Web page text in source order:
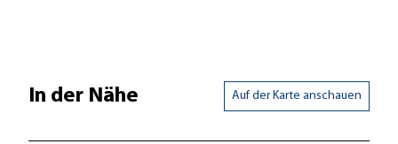
In der Nähe Auf der Karte anschauen